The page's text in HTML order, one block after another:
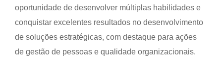
oportunidade de desenvolver múltiplas habilidades e
conquistar excelentes resultados no desenvolvimento
de soluções estratégicas, com destaque para ações
de gestão de pessoas e qualidade organizacionais.